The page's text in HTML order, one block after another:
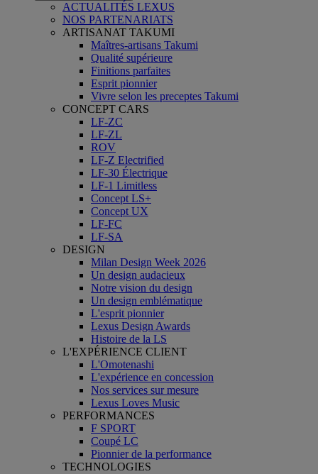
ACTUALITÉS LEXUS
NOS PARTENARIATS
ARTISANAT TAKUMI
Maîtres-artisans Takumi
Qualité supérieure
Finitions parfaites
Esprit pionnier
Vivre selon les preceptes Takumi
CONCEPT CARS
LF-ZC
LF-ZL
ROV
LF-Z Electrified
LF-30 Électrique
LF-1 Limitless
Concept LS+
Concept UX
LF-FC
LF-SA
DESIGN
Milan Design Week 2026
Un design audacieux
Notre vision du design
Un design emblématique
L'esprit pionnier
Lexus Design Awards
Histoire de la LS
L'EXPÉRIENCE CLIENT
L'Omotenashi
L'expérience en concession
Nos services sur mesure
Lexus Loves Music
PERFORMANCES
F SPORT
Coupé LC
Pionnier de la performance
TECHNOLOGIES